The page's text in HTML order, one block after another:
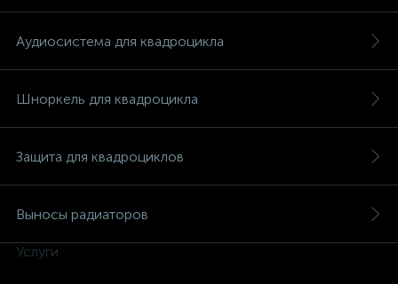
Аудиосистема для квадроцикла
Шноркель для квадроцикла
Защита для квадроциклов
Выносы радиаторов
Услуги